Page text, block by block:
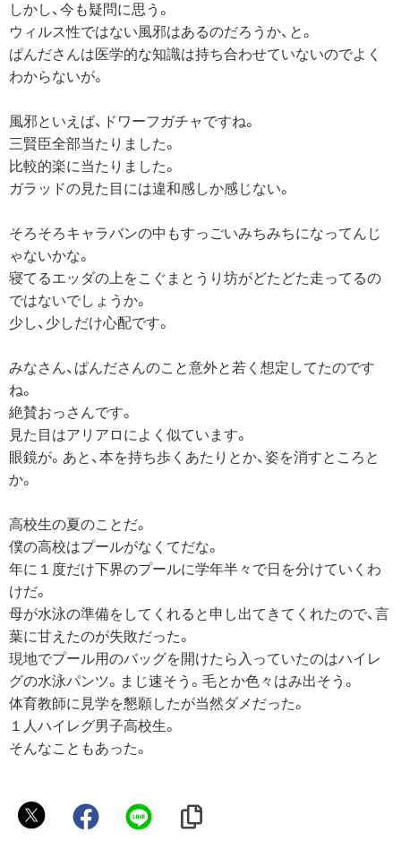
しかし、今も疑問に思う。
ウィルス性ではない風邪はあるのだろうか、と。
ぱんださんは医学的な知識は持ち合わせていないのでよく
わからないが。
風邪といえば、ドワーフガチャですね。
三賢臣全部当たりました。
比較的楽に当たりました。
ガラッドの見た目には違和感しか感じない。
そろそろキャラバンの中もすっごいみちみちになってんじ
ゃないかな。
寝てるエッダの上をこぐまとうり坊がどたどた走ってるの
ではないでしょうか。
少し、少しだけ心配です。
みなさん、ぱんださんのこと意外と若く想定してたのです
ね。
絶賛おっさんです。
見た目はアリアロによく似ています。
眼鏡が。あと、本を持ち歩くあたりとか、姿を消すところと
か。
高校生の夏のことだ。
僕の高校はプールがなくてだな。
年に１度だけ下界のプールに学年半々で日を分けていくわ
けだ。
母が水泳の準備をしてくれると申し出てきてくれたので、言
葉に甘えたのが失敗だった。
現地でプール用のバッグを開けたら入っていたのはハイレ
グの水泳パンツ。まじ速そう。毛とか色々はみ出そう。
体育教師に見学を懇願したが当然ダメだった。
１人ハイレグ男子高校生。
そんなこともあった。
安